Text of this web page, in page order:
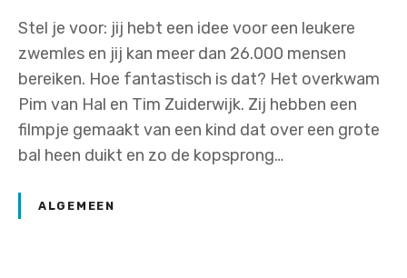
Stel je voor: jij hebt een idee voor een leukere
zwemles en jij kan meer dan 26.000 mensen
bereiken. Hoe fantastisch is dat? Het overkwam
Pim van Hal en Tim Zuiderwijk. Zij hebben een
filmpje gemaakt van een kind dat over een grote
bal heen duikt en zo de kopsprong…
ALGEMEEN